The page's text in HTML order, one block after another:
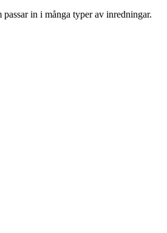
in i många typer av inredningar.